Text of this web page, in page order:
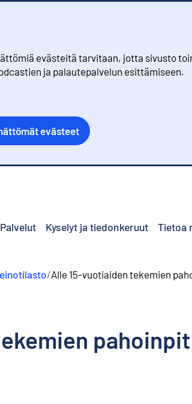
evästeitä tarvitaan, jotta sivusto
ja palautepalvelun esittämiseen.
evästeet
Palvelut Kyselyt ja tiedonkeruut Tietoa
/Alle 15-vuotiaiden tekemien